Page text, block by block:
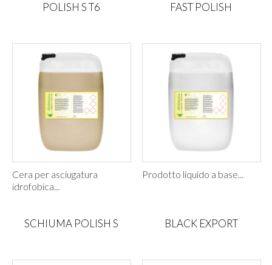
POLISH S T6
Cera per asciugatura
idrofobica...
FAST POLISH
Prodotto liquido a base...
SCHIUMA POLISH S BLACK EXPORT